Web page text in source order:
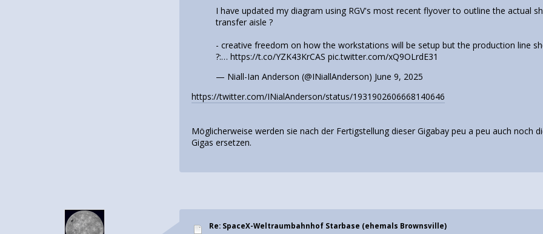
I have updated my diagram using RGV's most recent flyover to outline the actual
transfer aisle ?️
- creative freedom on how the workstations will be setup but the production line
?:…https://t.co/YZK43KrCAS pic.twitter.com/xQ9OLrdE31
— Niall-Ian Anderson (@INiallAnderson) June 9, 2025
https://twitter.com/INialAnderson/status/1931902606668140646
Möglicherweise werden sie nach der Fertigstellung dieser Gigabay peu a peu auch noch
Gigas ersetzen.
Re: SpaceX-Weltraumbahnhof Starbase (ehemals Brownsville)